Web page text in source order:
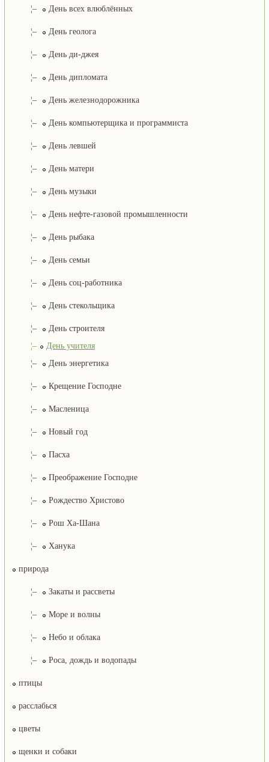
¦– День всех влюблённых
¦– День геолога
¦– День ди-джея
¦– День дипломата
¦– День железнодорожника
¦– День компьютерщика и программиста
¦– День левшей
¦– День матери
¦– День музыки
¦– День нефте-газовой промышленности
¦– День рыбака
¦– День семьи
¦– День соц-работника
¦– День стекольщика
¦–
День строителя
¦–
День учителя
¦–
День энергетика
¦– Крещение Господне
¦– Масленица
¦– Новый год
¦– Пасха
¦– Преображение Господне
¦– Рождество Христово
¦– Рош Ха-Шана
¦– Ханука
природа
¦– Закаты и рассветы
¦– Море и волны
¦– Небо и облака
¦– Роса, дождь и водопады
птицы
расслабься
цветы
щенки и собаки